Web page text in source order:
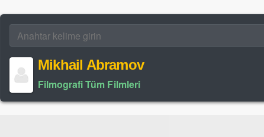
Mikhail Abramov
Filmografi Tüm Filmleri